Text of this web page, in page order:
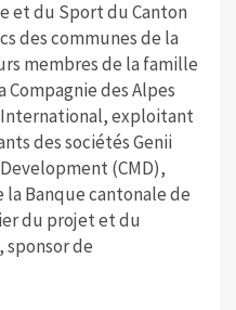
et du Sport du Canton
des communes de la
membres de la famille
des Alpes
International, exploitant
des sociétés Genii
(CMD),
Banque cantonale de
du projet et du
de